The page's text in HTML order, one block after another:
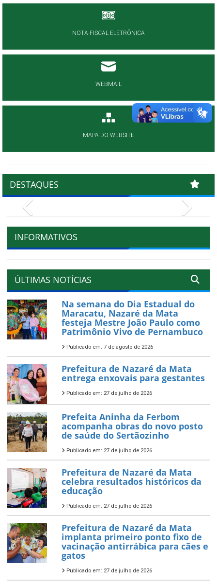
NOTA FISCAL ELETRÔNICA
WEBMAIL
MAPA DO WEBSITE
DESTAQUES
INFORMATIVOS
ÚLTIMAS NOTÍCIAS
Na semana do Dia Estadual do
Maracatu, Nazaré da Mata
festeja Mestre João Paulo como
Patrimônio Vivo de Pernambuco
Publicado em: 7 de agosto de 2026
Prefeitura de Nazaré da Mata
entrega enxovais para gestantes
Publicado em: 27 de julho de 2026
Prefeita Aninha da Ferbom
acompanha obras do novo posto
de saúde do Sertãozinho
Publicado em: 27 de julho de 2026
Prefeitura de Nazaré da Mata
celebra resultados históricos da
educação
Publicado em: 27 de julho de 2026
Prefeitura de Nazaré da Mata
implanta primeiro ponto fixo de
vacinação antirrábica para cães e
gatos
Publicado em: 27 de julho de 2026